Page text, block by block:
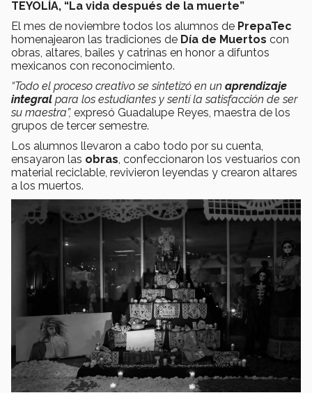
TEYOLÍA, “La vida después de la muerte”
El mes de noviembre todos los alumnos de PrepaTec
homenajearon las tradiciones de Día de Muertos con
obras, altares, bailes y catrinas en honor a difuntos
mexicanos con reconocimiento.
“Todo el proceso creativo se sintetizó en un aprendizaje
integral para los estudiantes y sentí la satisfacción de ser
su maestra”, expresó Guadalupe Reyes, maestra de los
grupos de tercer semestre.
Los alumnos llevaron a cabo todo por su cuenta,
ensayaron las obras, confeccionaron los vestuarios con
material reciclable, revivieron leyendas y crearon altares
a los muertos.